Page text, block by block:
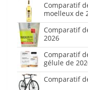
Comparatif
moelleux de
Comparatif
2026
Comparatif
gélule de
Comparatif